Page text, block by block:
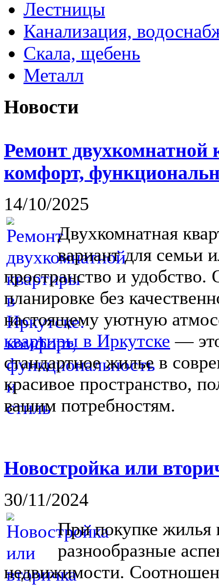
Лестницы
Канализация,
Скала, щебень
Металл
Новости
Ремонт
комфорт,
14/10/2025
Двухкомнатная
вариант для семьи
пространство и
планировке без
настоящему уютную
квартиры в Иркутске —
стандартное жилье в
красивое пространство,
вашим потребностям.
Новостройка или
30/11/2024
При покупке жилья
разнообразные
недвижимости.